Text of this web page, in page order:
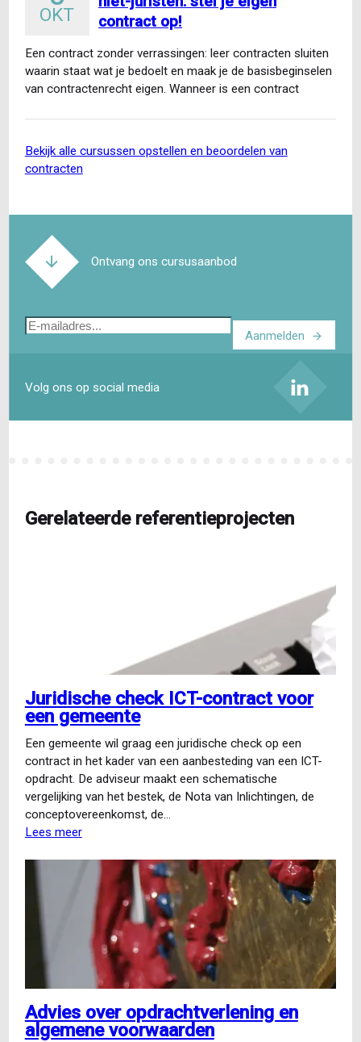
OKT
contract op!
Een contract zonder verrassingen: leer contracten sluiten
waarin staat wat je bedoelt en maak je de basisbeginselen
van contractenrecht eigen. Wanneer is een contract
bekijk alle cursussen opstellen en beoordelen van
contracten
Ontvang ons cursusaanbod
E-
Aanmelden
Volg ons op social media
Gerelateerde referentieprojecten
Juridische check ICT-contract voor
een gemeente
Een gemeente wil graag een juridische check op een
contract in het kader van een aanbesteding van een ICT-
opdracht. De adviseur maakt een schematische
vergelijking van het bestek, de Nota van Inlichtingen, de
conceptovereenkomst, de…
Lees meerover
ICT-
contract
voor
een
gemeente
Advies over opdrachtverlening en
algemene voorwaarden